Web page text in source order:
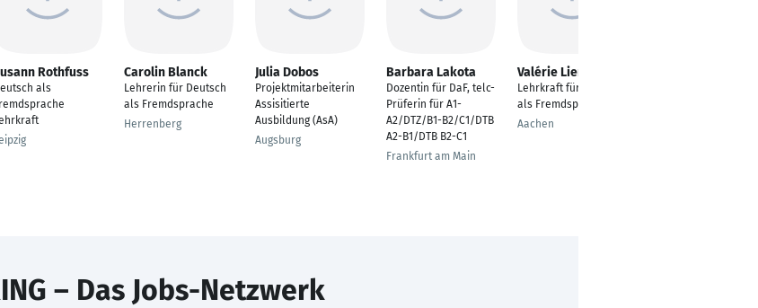
Rothfuss
als
Carolin Blanck
Lehrerin für Deutsch
als Fremdsprache
Herrenberg
Julia Dobos
Projektmitarbeiterin
Assisitierte
Ausbildung (AsA)
Augsburg
Barbara Lakota
Dozentin für DaF, telc-
Prüferin für A1-
A2/DTZ/B1-B2/C1/DTB
A2-B1/DTB B2-C1
Frankfurt am Main
Valérie Liersch
Lehrkraft für Deutsch
als Fremdsprache
Aachen
– Das Jobs-Netzwerk